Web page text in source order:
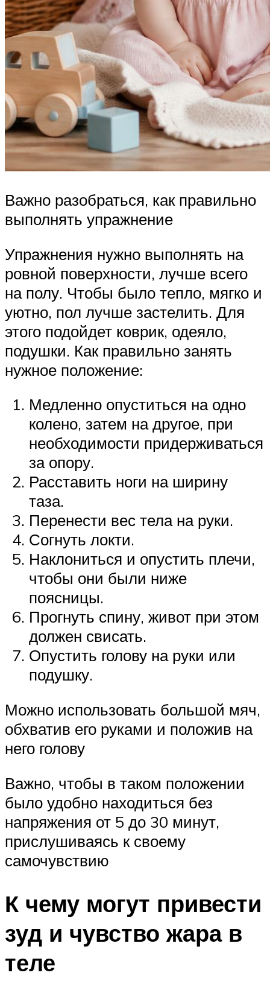
Важно разобраться, как правильно
выполнять упражнение
Упражнения нужно выполнять на
ровной поверхности, лучше всего
на полу. Чтобы было тепло, мягко и
уютно, пол лучше застелить. Для
этого подойдет коврик, одеяло,
подушки. Как правильно занять
нужное положение:
Медленно опуститься на одно
колено, затем на другое, при
необходимости придерживаться
за опору.
Расставить ноги на ширину
таза.
Перенести вес тела на руки.
Согнуть локти.
Наклониться и опустить плечи,
чтобы они были ниже
поясницы.
Прогнуть спину, живот при этом
должен свисать.
Опустить голову на руки или
подушку.
Можно использовать большой мяч,
обхватив его руками и положив на
него голову
Важно, чтобы в таком положении
было удобно находиться без
напряжения от 5 до 30 минут,
прислушиваясь к своему
самочувствию
К чему могут привести
зуд и чувство жара в
теле